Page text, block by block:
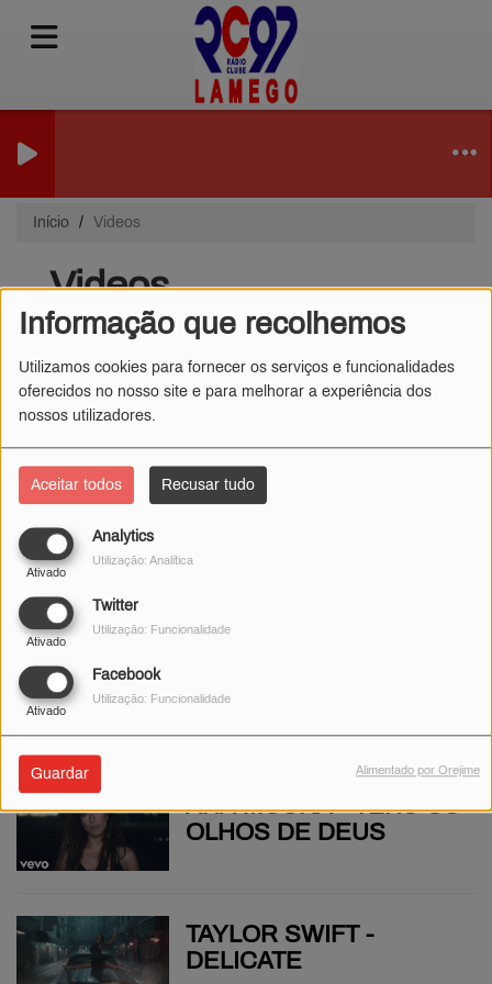
Informação que recolhemos
Utilizamos cookies para fornecer os serviços e funcionalidades
oferecidos no nosso site e para melhorar a experiência dos
nossos utilizadores.
Aceitar todos Recusar tudo
Analytics
Ativado
Utilização: Analítica
Twitter
Ativado
Utilização: Funcionalidade
Facebook
Ativado
Utilização: Funcionalidade
Guardar Alimentado por Orejime
Início Videos
Videos
SIDE TO SIDE FT. NICKI
MINAJ
ANA MOURA - TENS OS
OLHOS DE DEUS
TAYLOR SWIFT -
DELICATE